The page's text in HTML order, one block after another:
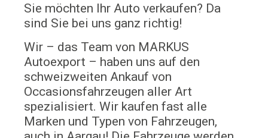
Sie möchten Ihr Auto verkaufen? Da
sind Sie bei uns ganz richtig!
Wir – das Team von MARKUS
Autoexport – haben uns auf den
schweizweiten Ankauf von
Occasionsfahrzeugen aller Art
spezialisiert. Wir kaufen fast alle
Marken und Typen von Fahrzeugen,